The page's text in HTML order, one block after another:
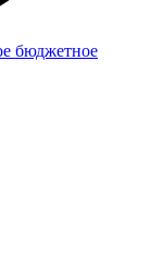
бюджетное